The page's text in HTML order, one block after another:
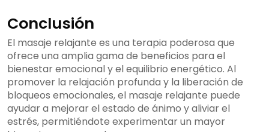
Conclusión
El masaje relajante es una terapia poderosa que
ofrece una amplia gama de beneficios para el
bienestar emocional y el equilibrio energético. Al
promover la relajación profunda y la liberación de
bloqueos emocionales, el masaje relajante puede
ayudar a mejorar el estado de ánimo y aliviar el
estrés, permitiéndote experimentar un mayor